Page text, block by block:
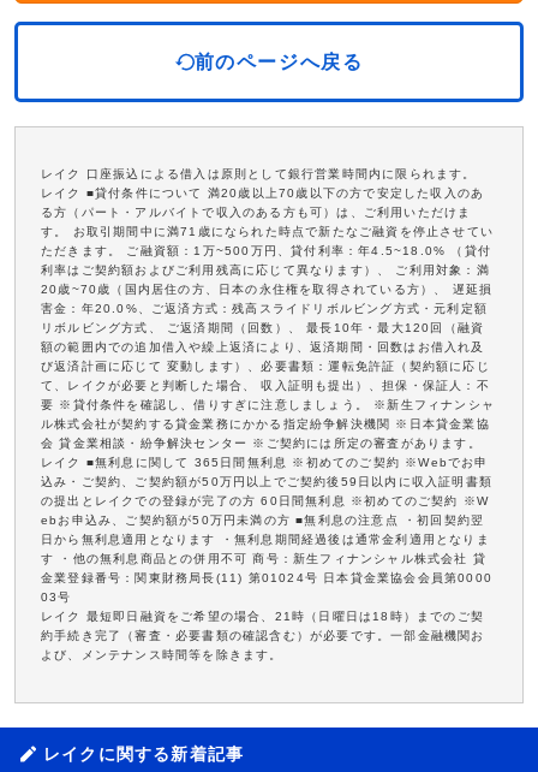
前のページへ戻る
レイク 口座振込による借入は原則として銀行営業時間内に限られます。
レイク ■貸付条件について 満20歳以上70歳以下の方で安定した収入のあ
る方（パート・アルバイトで収入のある方も可）は、ご利用いただけま
す。 お取引期間中に満71歳になられた時点で新たなご融資を停止させてい
ただきます。 ご融資額：1万~500万円、貸付利率：年4.5~18.0% （貸付
利率はご契約額およびご利用残高に応じて異なります）、 ご利用対象：満
20歳~70歳（国内居住の方、日本の永住権を取得されている方）、 遅延損
害金：年20.0%、ご返済方式：残高スライドリボルビング方式・元利定額
リボルビング方式、 ご返済期間（回数）、 最長10年・最大120回（融資
額の範囲内での追加借入や繰上返済により、返済期間・回数はお借入れ及
び返済計画に応じて 変動します）、必要書類：運転免許証（契約額に応じ
て、レイクが必要と判断した場合、 収入証明も提出）、担保・保証人：不
要 ※貸付条件を確認し、借りすぎに注意しましょう。 ※新生フィナンシャ
ル株式会社が契約する貸金業務にかかる指定紛争解決機関 ※日本貸金業協
会 貸金業相談・紛争解決センター ※ご契約には所定の審査があります。
レイク ■無利息に関して 365日間無利息 ※初めてのご契約 ※Webでお申
込み・ご契約、ご契約額が50万円以上でご契約後59日以内に収入証明書類
の提出とレイクでの登録が完了の方 60日間無利息 ※初めてのご契約 ※W
ebお申込み、ご契約額が50万円未満の方 ■無利息の注意点 ・初回契約翌
日から無利息適用となります ・無利息期間経過後は通常金利適用となりま
す ・他の無利息商品との併用不可 商号：新生フィナンシャル株式会社 貸
金業登録番号：関東財務局長(11) 第01024号 日本貸金業協会会員第0000
03号
レイク 最短即日融資をご希望の場合、21時（日曜日は18時）までのご契
約手続き完了（審査・必要書類の確認含む）が必要です。一部金融機関お
よび、メンテナンス時間等を除きます。
レイクに関する新着記事